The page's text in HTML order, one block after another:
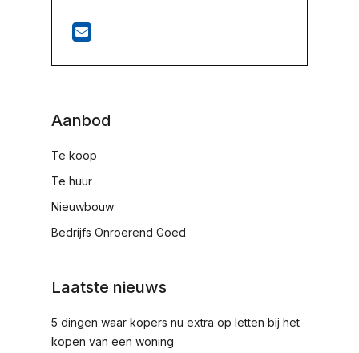
Aanbod
Te koop
Te huur
Nieuwbouw
Bedrijfs Onroerend Goed
Laatste nieuws
5 dingen waar kopers nu extra op letten bij het
kopen van een woning